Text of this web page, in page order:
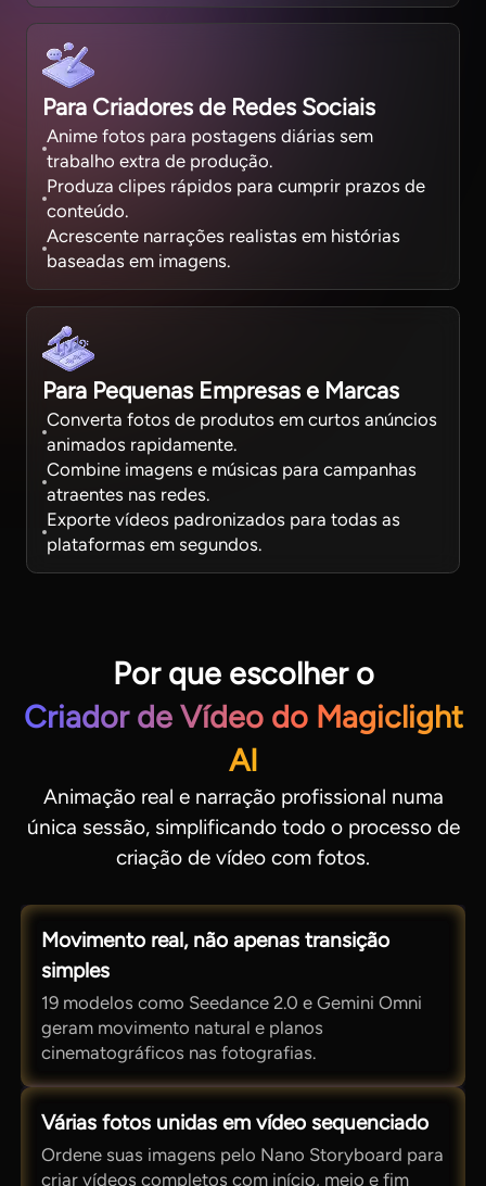
Para Criadores de Redes Sociais
Anime fotos para postagens diárias sem
trabalho extra de produção.
Produza clipes rápidos para cumprir prazos de
conteúdo.
Acrescente narrações realistas em histórias
baseadas em imagens.
Para Pequenas Empresas e Marcas
Converta fotos de produtos em curtos anúncios
animados rapidamente.
Combine imagens e músicas para campanhas
atraentes nas redes.
Exporte vídeos padronizados para todas as
plataformas em segundos.
Por que escolher o
Criador de Vídeo do Magiclight
AI
Animação real e narração profissional numa
única sessão, simplificando todo o processo de
criação de vídeo com fotos.
Movimento real, não apenas transição
simples
19 modelos como Seedance 2.0 e Gemini Omni
geram movimento natural e planos
cinematográficos nas fotografias.
Várias fotos unidas em vídeo sequenciado
Ordene suas imagens pelo Nano Storyboard para
criar vídeos completos com início, meio e fim